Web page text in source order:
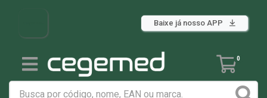
Baixe já nosso APP
0